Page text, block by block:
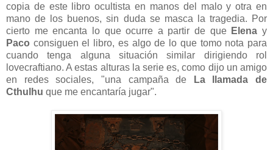
copia de este libro ocultista en manos del malo y otra en
mano de los buenos, sin duda se masca la tragedia. Por
cierto me encanta lo que ocurre a partir de que Elena y
Paco consiguen el libro, es algo de lo que tomo nota para
cuando tenga alguna situación similar dirigiendo rol
lovecraftiano. A estas alturas la serie es, como dijo un amigo
en redes sociales, "una campaña de
La llamada de
Cthulhu que me encantaría jugar".